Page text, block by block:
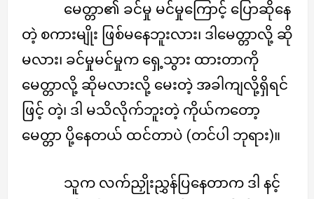
မေတ္တာ၏ ခင်မှု မင်မှုကြောင့် ပြောဆိုနေ
တဲ့ စကားမျိုး ဖြစ်မနေဘူးလား၊ ဒါမေတ္တာလို့ ဆို
မလား၊ ခင်မှုမင်မှုက ရှေ့သွား ထားတာကို
မေတ္တာလို့ ဆိုမလားလို့ မေးတဲ့ အခါကျလို့ရှိရင်
ဖြင့် တဲ့၊ ဒါ မသိလိုက်ဘူးတဲ့ ကိုယ်ကတော့
မေတ္တာ ပို့နေတယ် ထင်တာပဲ (တင်ပါ ဘုရား)။
သူက လက်ညှိုးညွှန်ပြနေတာက ဒါ နင့်